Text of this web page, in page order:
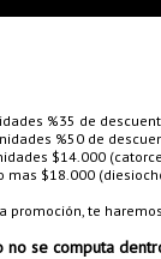
%35 de
%50 de
$14.000
mas $18.000
promoción, te
no se computa